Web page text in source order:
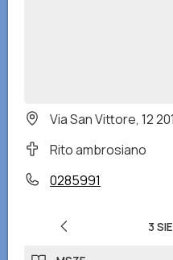
Via San Vittore, 12
Rito ambrosiano
0285991
3 SIE